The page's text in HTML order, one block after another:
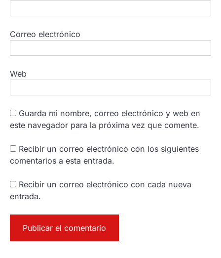
Correo electrónico
Web
Guarda mi nombre, correo electrónico y web en
este navegador para la próxima vez que comente.
Recibir un correo electrónico con los siguientes
comentarios a esta entrada.
Recibir un correo electrónico con cada nueva
entrada.